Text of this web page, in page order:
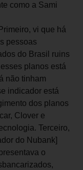
como a Sami
vi que há
pessoas
do Brasil ruins
planos está
não tinham
indicador está
dos planos
Clover e
Terceiro,
do Nubank]
o